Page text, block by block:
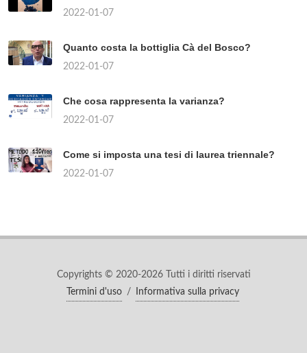
2022-01-07
Quanto costa la bottiglia Cà del Bosco?
2022-01-07
Che cosa rappresenta la varianza?
2022-01-07
Come si imposta una tesi di laurea triennale?
2022-01-07
Copyrights © 2020-2026 Tutti i diritti riservati
Termini d'uso
/ Informativa sulla privacy